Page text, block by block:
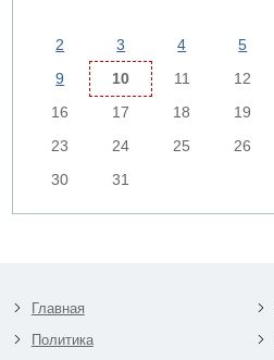
2
3 4 5
9
10 11 12
16
17 18 19
23
24 25 26
30
31
Главная
Политика